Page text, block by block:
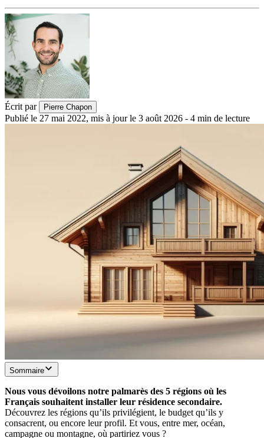
Écrit par Pierre Chapon
Publié le 27 mai 2022, mis à jour le 3 août 2026 - 4 min de lecture
Sommaire
Nous vous dévoilons notre palmarès des 5 régions où les
Français souhaitent installer leur résidence secondaire.
Découvrez les régions qu’ils privilégient, le budget qu’ils y
consacrent, ou encore leur profil. Et vous, entre mer, océan,
campagne ou montagne, où partiriez vous ?